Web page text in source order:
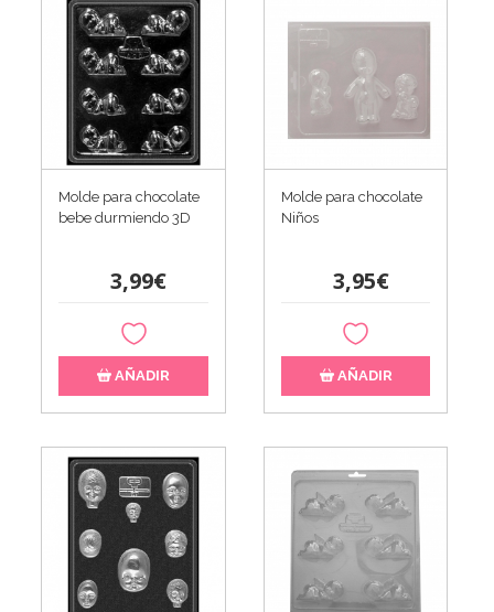
Molde para chocolate
bebe durmiendo 3D
3,99€
AÑADIR
Molde para chocolate
Niños
3,95€
AÑADIR